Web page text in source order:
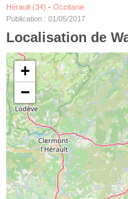
Hérault (34) - Occitanie
Publication : 01/05/2017
Localisation de
+
−